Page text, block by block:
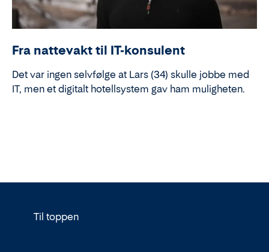
Fra nattevakt til IT-konsulent
Det var ingen selvfølge at Lars (34) skulle jobbe med
IT, men et digitalt hotellsystem gav ham muligheten.
Til toppen